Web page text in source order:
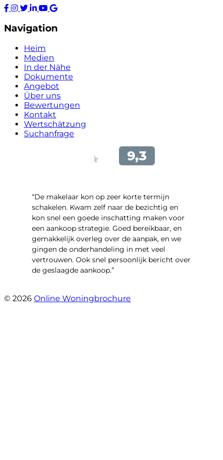
Navigation
Heim
Medien
In der Nähe
Dokumente
Angebot
Über uns
Bewertungen
Kontakt
Wertschätzung
Suchanfrage
“De makelaar kon op zeer korte termijn
schakelen. Kwam zelf naar de bezichtig en
kon snel een goede inschatting maken voor
een aankoop strategie. Goed bereikbaar, en
gemakkelijk overleg over de aanpak, en we
gingen de onderhandeling in met veel
vertrouwen. Ook snel persoonlijk bericht over
de geslaagde aankoop.”
© 2026 Online Woningbrochure